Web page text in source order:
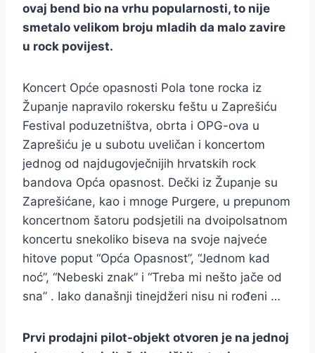
ovaj bend bio na vrhu popularnosti, to nije
smetalo velikom broju mladih da malo zavire
u rock povijest.
Koncert Opće opasnosti Pola tone rocka iz
Županje napravilo rokersku feštu u Zaprešiću
Festival poduzetništva, obrta i OPG-ova u
Zaprešiću je u subotu uveličan i koncertom
jednog od najdugovječnijih hrvatskih rock
bandova Opća opasnost. Dečki iz Županje su
Zaprešićane, kao i mnoge Purgere, u prepunom
koncertnom šatoru podsjetili na dvoipolsatnom
koncertu snekoliko biseva na svoje najveće
hitove poput “Opća Opasnost”, “Jednom kad
noć”, “Nebeski znak” i “Treba mi nešto jače od
sna” . Iako današnji tinejdžeri nisu ni rođeni …
Prvi prodajni pilot-objekt otvoren je na jednoj